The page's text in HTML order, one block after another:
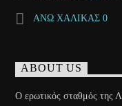
ΑΝΩ ΧΑΛΙΚΑΣ 0
ABOUT US
Ο ερωτικός σταθμός της